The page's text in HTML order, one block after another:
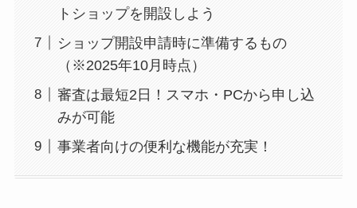
トショップを開設しよう
ショップ開設申請時に準備するもの
（※2025年10月時点）
審査は最短2日！スマホ・PCから申し込
みが可能
事業者向けの便利な機能が充実！